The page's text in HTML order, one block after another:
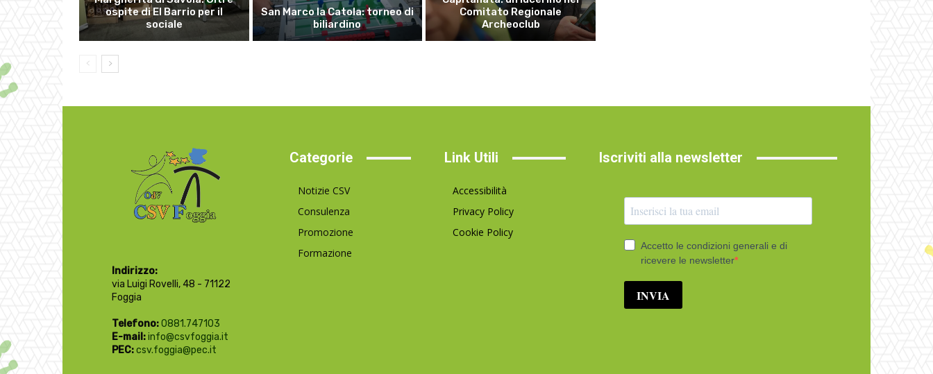
ospite di El Barrio per il
sociale
San Marco la Catola: torneo di
biliardino
Comitato Regionale
Archeoclub
Indirizzo:
via Luigi Rovelli, 48 - 71122
Foggia
Telefono:0881.747103
E-mail:info@csvfoggia.it
PEC:csv.foggia@pec.it
Categorie
Notizie CSV
Consulenza
Promozione
Formazione
Link Utili
Accessibilità
Privacy Policy
Cookie Policy
Iscriviti alla newsletter